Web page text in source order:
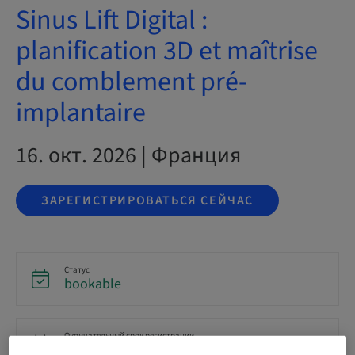
Sinus Lift Digital :
planification 3D et maîtrise
du comblement pré-
implantaire
16. окт. 2026 | Франция
ЗАРЕГИСТРИРОВАТЬСЯ СЕЙЧАС
Статус
bookable
Окончательный срок регистрации